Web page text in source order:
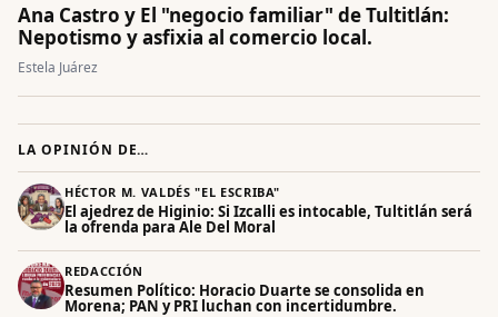
Ana Castro y El "negocio familiar" de Tultitlán:
Nepotismo y asfixia al comercio local.
Estela Juárez
LA OPINIÓN DE…
HÉCTOR M. VALDÉS "EL ESCRIBA"
El ajedrez de Higinio: Si Izcalli es intocable, Tultitlán será
la ofrenda para Ale Del Moral
REDACCIÓN
Resumen Político: Horacio Duarte se consolida en
Morena; PAN y PRI luchan con incertidumbre.